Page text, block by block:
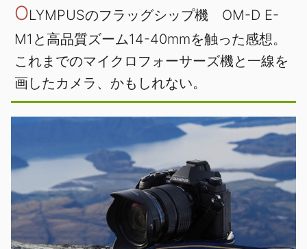
OLYMPUSのフラッグシップ機 OM-D E-
M1と高品質ズーム14-40mmを触った感想。
これまでのマイクロフォーサーズ機と一線を
画したカメラ、かもしれない。